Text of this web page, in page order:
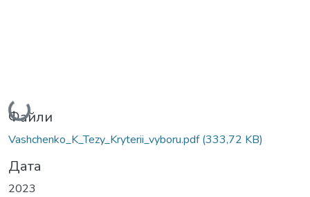
Вантажиться...
Файли
Vashchenko_K_Tezy_Kryterii_vyboru.pdf(333,72 KB)
Дата
2023